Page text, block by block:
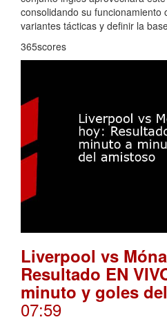
consolidando su funcionamiento
variantes tácticas y definir la
365scores
Liverpool vs
Resultado EN
minuto y goles
07:59